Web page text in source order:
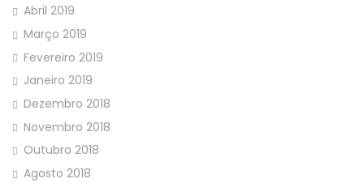
Abril 2019
Março 2019
Fevereiro 2019
Janeiro 2019
Dezembro 2018
Novembro 2018
Outubro 2018
Agosto 2018